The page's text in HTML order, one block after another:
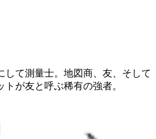
して測量士。地図商、友、そして
が友と呼ぶ稀有の強者。